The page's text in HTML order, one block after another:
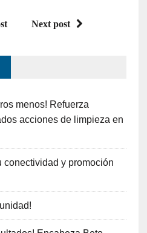
Next post
menos! Refuerza
acciones de limpieza en
conectividad y promoción